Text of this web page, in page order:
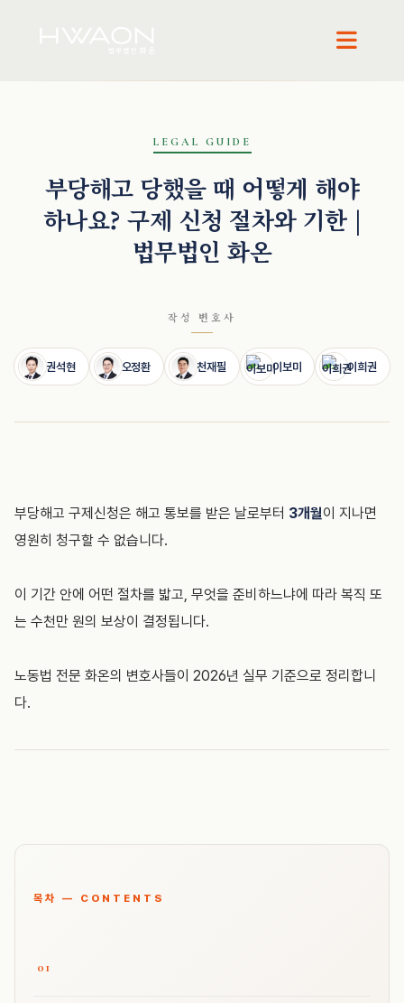
권석현 · 파트너변호사 오정환 · 대표변호사 천재필 · 대표변호사 이보미 · 파트너변호사
LEGAL GUIDE
부당해고 당했을 때 어떻게 해야
하나요? 구제 신청 절차와 기한 |
법무법인 화온
작성 변호사
권석현 오정환 천재필 이보미 이희권
부당해고 구제신청은 해고 통보를 받은 날로부터 3개월이 지나면
영원히 청구할 수 없습니다.
이 기간 안에 어떤 절차를 밟고, 무엇을 준비하느냐에 따라 복직 또
는 수천만 원의 보상이 결정됩니다.
노동법 전문 화온의 변호사들이 2026년 실무 기준으로 정리합니
다.
목차 — CONTENTS